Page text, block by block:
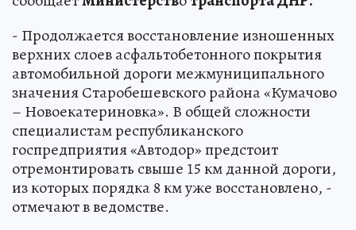
- Продолжается восстановление изношенных
верхних слоев асфальтобетонного покрытия
автомобильной дороги межмуниципального
значения Старобешевского района «Кумачово
– Новоекатериновка». В общей сложности
специалистам республиканского
госпредприятия «Автодор» предстоит
отремонтировать свыше 15 км данной дороги,
из которых порядка 8 км уже восстановлено, -
отмечают в ведомстве.